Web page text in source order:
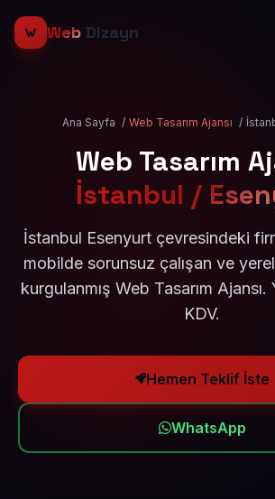
Web Dizayn
Ana Sayfa / Web Tasarım Ajansı /
Web Tasarım
İstanbul /
İstanbul Esenyurt çevresindeki
mobilde sorunsuz çalışan ve
kurgulanmış Web Tasarım Ajansı.
KDV.
Hemen Teklif İste
WhatsApp